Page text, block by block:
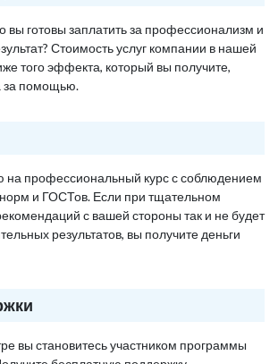
вы готовы заплатить за профессионализм и
Стоимость услуг компании в нашей
того эффекта, который вы получите,
за помощью.
на профессиональный курс с соблюдением
и ГОСТов. Если при тщательном
с вашей стороны так и не будет
результатов, вы получите деньги
вы становитесь участником программы